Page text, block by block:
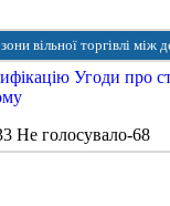
вільної торгівлі
Угоди про
Не голосувало-68